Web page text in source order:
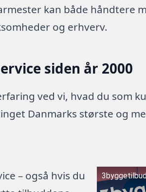
kan både håndtere
og erhverv.
siden år 2000
ved vi, hvad du som
Danmarks største og
– også hvis du